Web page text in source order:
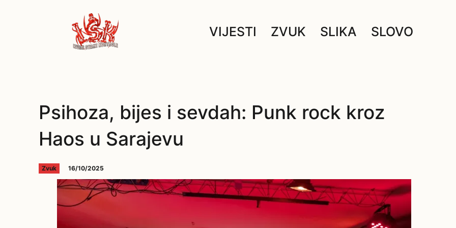
VIJESTI ZVUK SLIKA SLOVO
Psihoza, bijes i sevdah: Punk rock kroz
Haos u Sarajevu
Zvuk 16/10/2025